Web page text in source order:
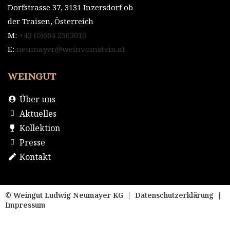
Dorfstrasse 37, 3131 Inzersdorf ob
der Traisen, Österreich
M: +43 (0)664 2563010
E: neumayer@weinvomstein.at
WEINGUT
Über uns
Aktuelles
Kollektion
Presse
Kontakt
© Weingut Ludwig Neumayer KG | Datenschutzerklärung |
Impressum